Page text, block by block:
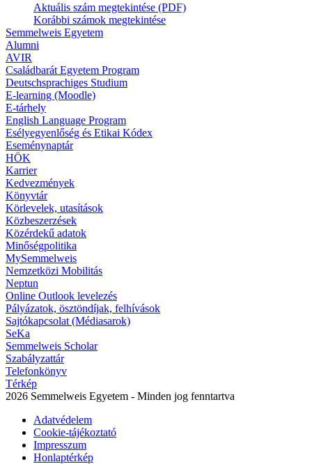
Aktuális szám megtekintése (PDF)
Korábbi számok megtekintése
Semmelweis Egyetem
Alumni
AVIR
Családbarát Egyetem Program
Deutschsprachiges Studium
E-learning (Moodle)
E-tárhely
English Language Program
Esélyegyenlőség és Etikai Kódex
Eseménynaptár
HÖK
Karrier
Kedvezmények
Könyvtár
Körlevelek, utasítások
Közbeszerzések
Közérdekű adatok
Minőségpolitika
MySemmelweis
Nemzetközi Mobilitás
Neptun
Online Outlook levelezés
Pályázatok, ösztöndíjak, felhívások
Sajtókapcsolat (Médiasarok)
SeKa
Semmelweis Scholar
Szabályzattár
Telefonkönyv
Térkép
2026 Semmelweis Egyetem - Minden jog fenntartva
Adatvédelem
Cookie-tájékoztató
Impresszum
Honlaptérkép